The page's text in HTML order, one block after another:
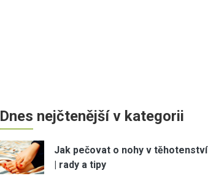
Dnes nejčtenější v kategorii
Jak pečovat o nohy v těhotenství
| rady a tipy